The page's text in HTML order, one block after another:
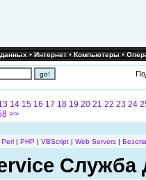
•Интернет•Компьютеры•
14 15 16 17 18 19 20 21 22 23 24
>>
Perl| PHP| VBScript| Web Servers|